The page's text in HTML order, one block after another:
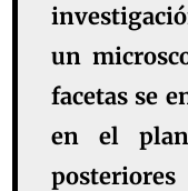
un
facetas se
en el